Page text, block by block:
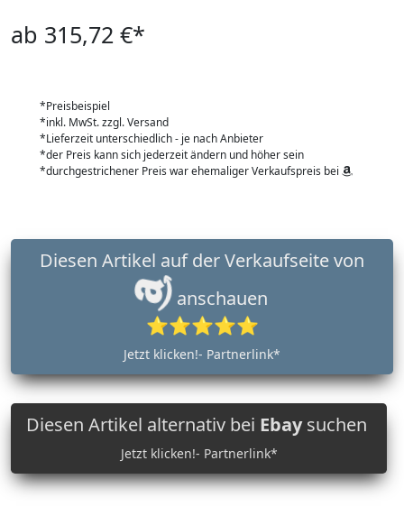
ab 315,72 €*
*Preisbeispiel
*inkl. MwSt. zzgl. Versand
*Lieferzeit unterschiedlich - je nach Anbieter
*der Preis kann sich jederzeit ändern und höher sein
*durchgestrichener Preis war ehemaliger Verkaufspreis bei
anschauen
⭐⭐⭐⭐⭐
Jetzt klicken!- Partnerlink*
Diesen Artikel alternativ bei Ebaysuchen
Jetzt klicken!- Partnerlink*